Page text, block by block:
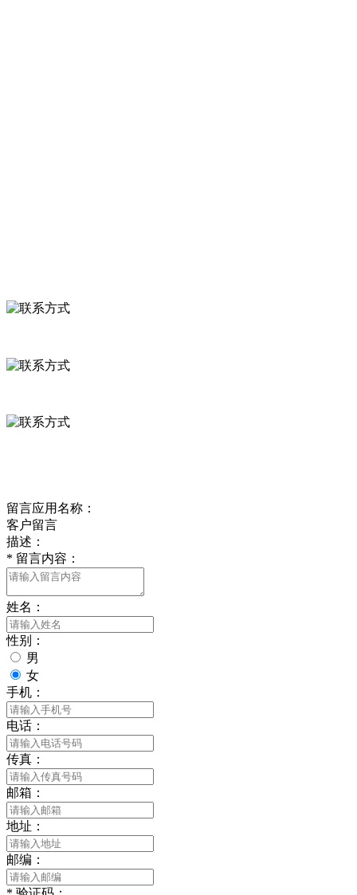
留言应用名称：
客户留言
描述：
* 留言内容：
姓名：
性别：
男
女
手机：
电话：
传真：
邮箱：
地址：
邮编：